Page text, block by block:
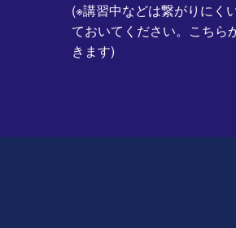
(※講習中などは繋がりにく
ておいてください。こちら
きます)